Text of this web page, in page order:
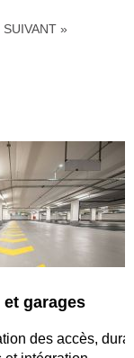
SUIVANT »
durabilité des